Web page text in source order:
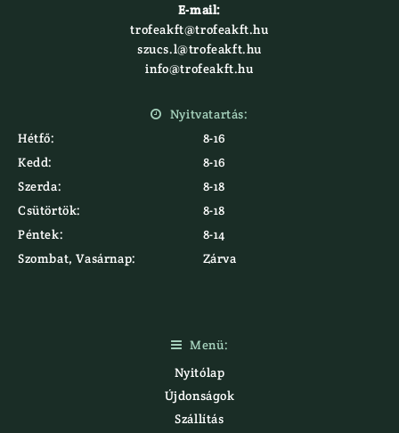
E-mail:
trofeakft@trofeakft.hu
szucs.l@trofeakft.hu
info@trofeakft.hu

Nyitvatartás:
Hétfő:
8-16
Kedd:
8-16
Szerda:
8-18
Csütörtök:
8-18
Péntek:
8-14
Szombat, Vasárnap:
Zárva

Menü:
Nyitólap
Újdonságok
Szállítás